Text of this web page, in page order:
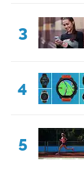
3
4
5